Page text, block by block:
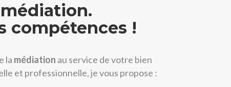
compétences !
la médiation au service de votre bien
et professionnelle, je vous propose :